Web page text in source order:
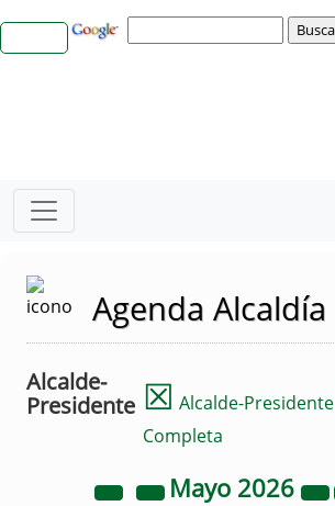
Agenda Alcaldía
Alcalde-
Presidente ☒ Alcalde-Presidente
Completa
Mayo 2026